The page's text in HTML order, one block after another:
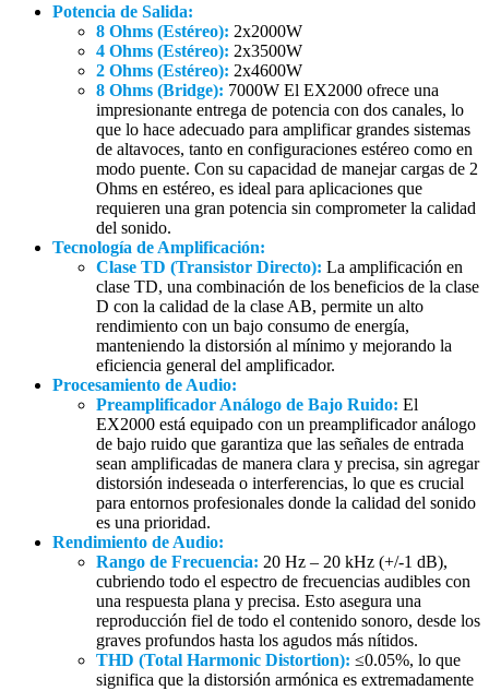
Potencia de Salida:
8 Ohms (Estéreo): 2x2000W
4 Ohms (Estéreo): 2x3500W
2 Ohms (Estéreo): 2x4600W
8 Ohms (Bridge): 7000W El EX2000 ofrece una
impresionante entrega de potencia con dos canales, lo
que lo hace adecuado para amplificar grandes sistemas
de altavoces, tanto en configuraciones estéreo como en
modo puente. Con su capacidad de manejar cargas de 2
Ohms en estéreo, es ideal para aplicaciones que
requieren una gran potencia sin comprometer la calidad
del sonido.
Tecnología de Amplificación:
Clase TD (Transistor Directo): La amplificación en
clase TD, una combinación de los beneficios de la clase
D con la calidad de la clase AB, permite un alto
rendimiento con un bajo consumo de energía,
manteniendo la distorsión al mínimo y mejorando la
eficiencia general del amplificador.
Procesamiento de Audio:
Preamplificador Análogo de Bajo Ruido: El
EX2000 está equipado con un preamplificador análogo
de bajo ruido que garantiza que las señales de entrada
sean amplificadas de manera clara y precisa, sin agregar
distorsión indeseada o interferencias, lo que es crucial
para entornos profesionales donde la calidad del sonido
es una prioridad.
Rendimiento de Audio:
Rango de Frecuencia: 20 Hz – 20 kHz (+/-1 dB),
cubriendo todo el espectro de frecuencias audibles con
una respuesta plana y precisa. Esto asegura una
reproducción fiel de todo el contenido sonoro, desde los
graves profundos hasta los agudos más nítidos.
THD (Total Harmonic Distortion): ≤0.05%, lo que
significa que la distorsión armónica es extremadamente